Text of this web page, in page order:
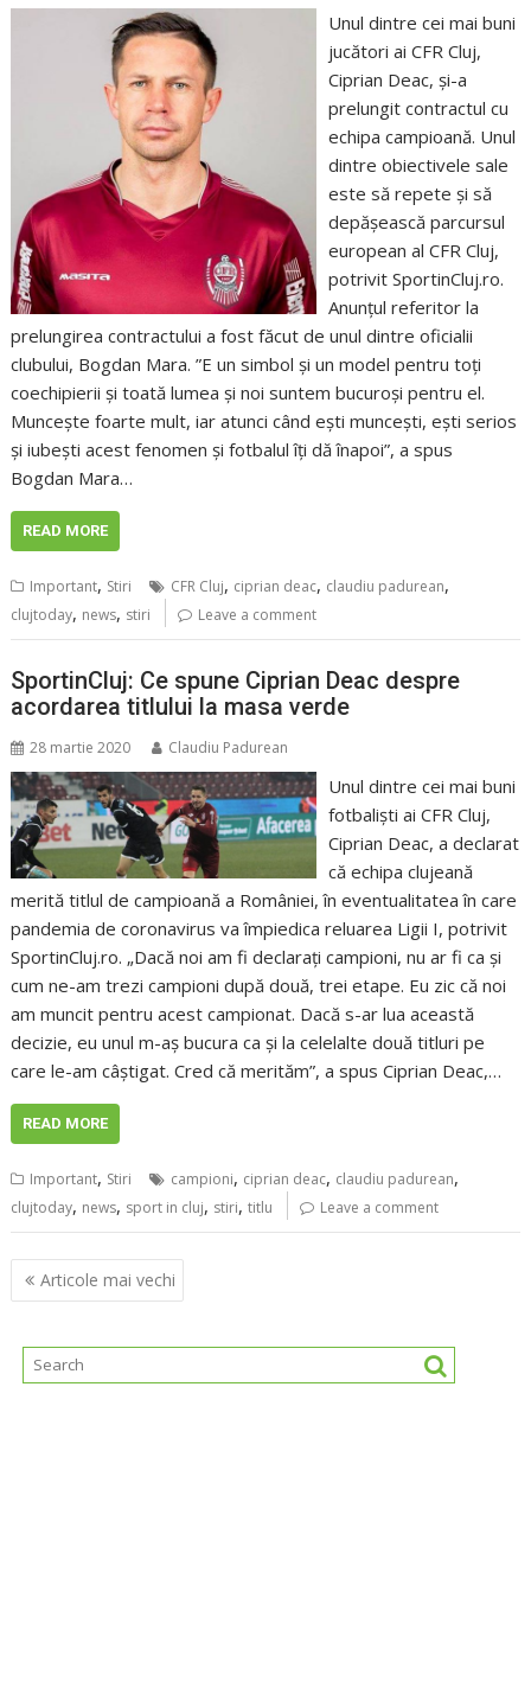
Unul dintre cei mai buni
jucători ai CFR Cluj,
Ciprian Deac, și-a
prelungit contractul cu
echipa campioană. Unul
dintre obiectivele sale
este să repete și să
depășească parcursul
european al CFR Cluj,
potrivit SportinCluj.ro.
Anunțul referitor la
prelungirea contractului a fost făcut de unul dintre oficialii
clubului, Bogdan Mara. ”E un simbol şi un model pentru toţi
coechipierii şi toată lumea şi noi suntem bucuroşi pentru el.
Munceşte foarte mult, iar atunci când eşti munceşti, eşti serios
şi iubeşti acest fenomen şi fotbalul îţi dă înapoi”, a spus
Bogdan Mara…
READ MORE
Important, Stiri CFR Cluj, ciprian deac, claudiu padurean,
clujtoday, news, stiri Leave a comment
SportinCluj: Ce spune Ciprian Deac despre
acordarea titlului la masa verde
28 martie 2020 Claudiu Padurean
Unul dintre cei mai buni
fotbaliști ai CFR Cluj,
Ciprian Deac, a declarat
că echipa clujeană
merită titlul de campioană a României, în eventualitatea în care
pandemia de coronavirus va împiedica reluarea Ligii I, potrivit
SportinCluj.ro. „Dacă noi am fi declarați campioni, nu ar fi ca și
cum ne-am trezi campioni după două, trei etape. Eu zic că noi
am muncit pentru acest campionat. Dacă s-ar lua această
decizie, eu unul m-aș bucura ca și la celelalte două titluri pe
care le-am câștigat. Cred că merităm”, a spus Ciprian Deac,…
READ MORE
Important, Stiri campioni, ciprian deac, claudiu padurean,
clujtoday, news, sport in cluj, stiri,titlu Leave a comment
Navigare
în
Articole mai vechi